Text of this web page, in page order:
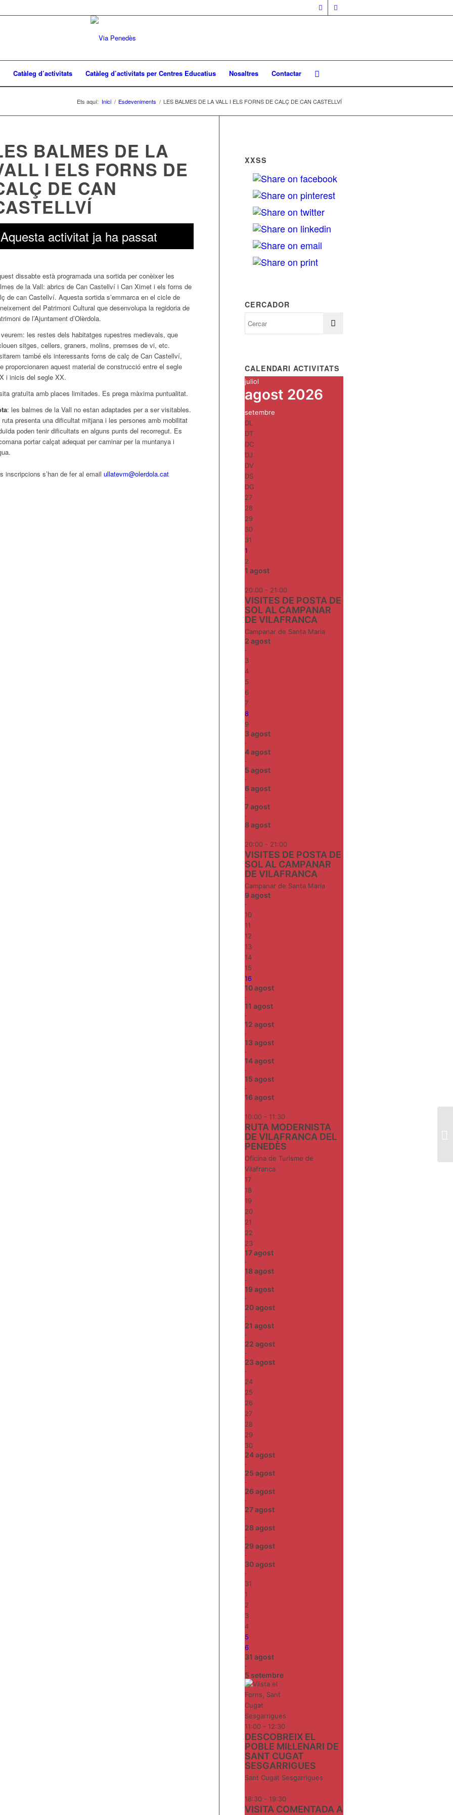
Catàleg d’activitats Catàleg d’activitats per Centres Educatius Nosaltres Contactar
Ets aquí: Inici / Esdeveniments / LES BALMES DE LA VALL I ELS FORNS DE CALÇ DE CAN CASTELLVÍ
BALMES DE LA
I ELS FORNS DE
DE CAN
Aquesta activitat ja ha passat
dissabte està programada una sortida per conèixer les
de la Vall: abrics de Can Castellví i Can Ximet i els forns de
de can Castellví. Aquesta sortida s’emmarca en el cicle de
del Patrimoni Cultural que desenvolupa la regidoria de
de l’Ajuntament d’Olèrdola.
les restes dels habitatges rupestres medievals, que
sitges, cellers, graners, molins, premses de vi, etc.
també els interessants forns de calç de Can Castellví,
proporcionaren aquest material de construcció entre el segle
i inicis del segle XX.
gratuïta amb places limitades. Es prega màxima puntualitat.
: les balmes de la Vall no estan adaptades per a ser visitables.
ruta presenta una dificultat mitjana i les persones amb mobilitat
poden tenir dificultats en alguns punts del recorregut. Es
portar calçat adequat per caminar per la muntanya i
inscripcions s’han de fer al emailullatevm@olerdola.cat
XXSS
CERCADOR
CALENDARI ACTIVITATS
juliol
agost 2026
setembre
DL
DT
DC
DJ
DV
DS
DG
27
28
29
30
31
1
2
1 agost
20:00 - 21:00
VISITES DE POSTA DE
SOL AL CAMPANAR
DE VILAFRANCA
Campanar de Santa Maria
2 agost
-
3
4
5
6
7
8
9
3agost
-
4agost
-
5 agost
-
6agost
-
7agost
-
8agost
20:00 - 21:00
VISITES DE POSTA DE
SOL AL CAMPANAR
DE VILAFRANCA
Campanar de Santa Maria
9agost
-
10
11
12
13
14
15
16
10agost
-
11 agost
-
12 agost
-
13agost
-
14agost
-
15 agost
-
16agost
10:00 - 11:30
RUTA MODERNISTA
DE VILAFRANCA DEL
PENEDÈS
Oficina de Turisme de
Vilafranca
17
18
19
20
21
22
23
17agost
-
18agost
-
19agost
-
20agost
-
21 agost
-
22 agost
-
23agost
-
24
25
26
27
28
29
30
24agost
-
25 agost
-
26agost
-
27agost
-
28agost
-
29agost
-
30agost
-
31
1
2
3
4
5
6
31 agost
-
5 setembre
11:00 - 12:30
DESCOBREIX EL
POBLE MIL·LENARI DE
SANT CUGAT
SESGARRIGUES
Sant Cugat Sesgarrigues
18:30 - 19:30
VISITA COMENTADA A